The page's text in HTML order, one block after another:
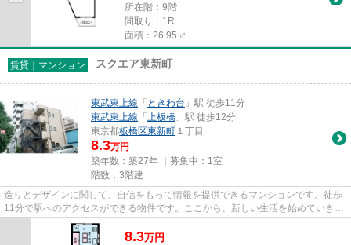
所在階：9階
間取り：1R
面積：26.95㎡
賃貸｜マンション スクエア東新町
東武東上線 「 ときわ台 」駅 徒歩11分
東武東上線 「 上板橋 」駅 徒歩12分
東京都板橋区東新町 １丁目
8.3万円
築年数：築27年 ｜募集中： 1室
階数：3階建
造りとデザインに関して、自信をもって情報を提供できるマンションです。徒歩
11分で駅へのアクセスができる物件です。ここから、新しい生活を始めていきま
せんか。当社からご希望の物...
8.3万円